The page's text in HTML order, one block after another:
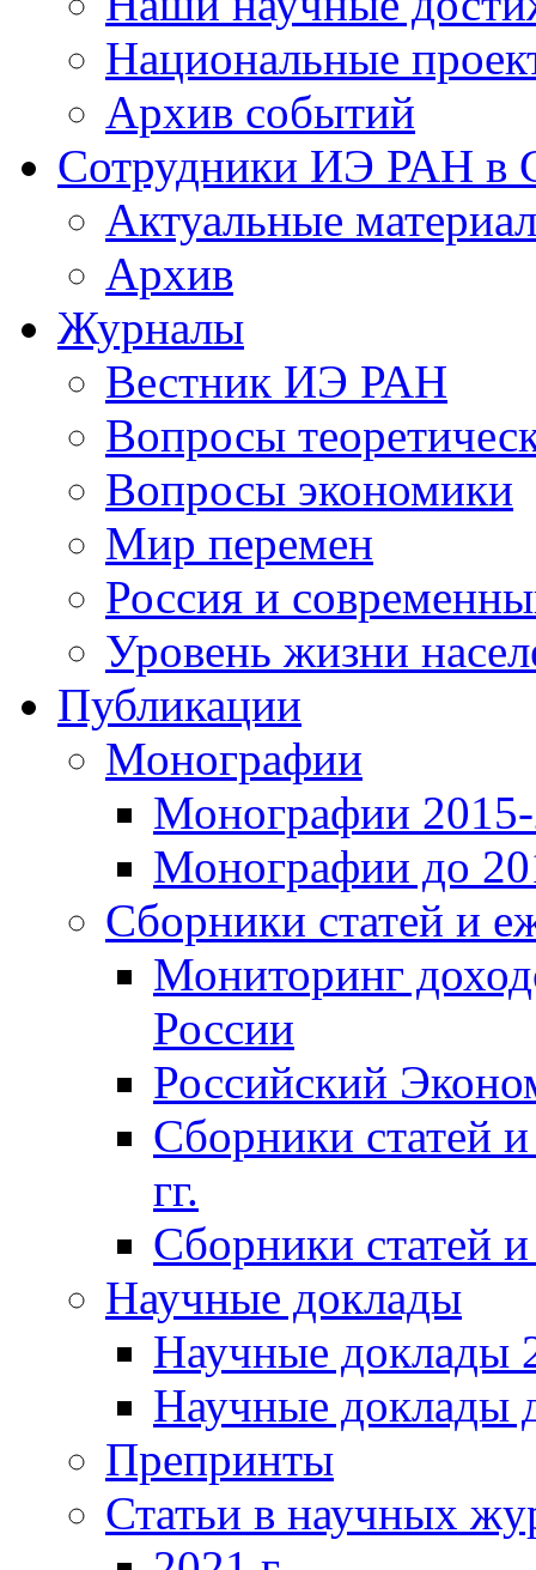
Национальные
Архив событий
Сотрудники ИЭ РАН
Актуальные
Архив
Журналы
Вестник ИЭ РАН
Вопросы
Вопросы экономики
Мир перемен
Россия и
Уровень жизни
Публикации
Монографии
Монографии 2015-
Монографии до
Сборники статей и
Мониторинг
России
Российский
Сборники статей
гг.
Сборники статей
Научные доклады
Научные доклады
Научные доклады
Препринты
Статьи в научных